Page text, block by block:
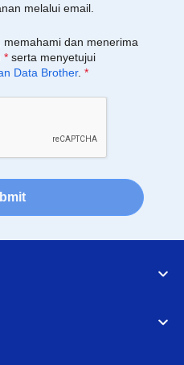
melalui email.
dan menerima
* serta menyetujui
Data Brother. *